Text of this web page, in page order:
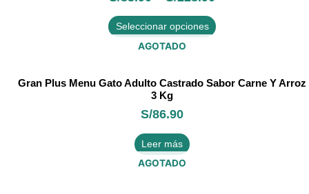
Seleccionar opciones
variantes.
Las
pueden
elegir
en
página
de
AGOTADO
Gran Plus Menu Gato Adulto Castrado Sabor Carne Y Arroz
3 Kg
S/86.90
Leer más
AGOTADO